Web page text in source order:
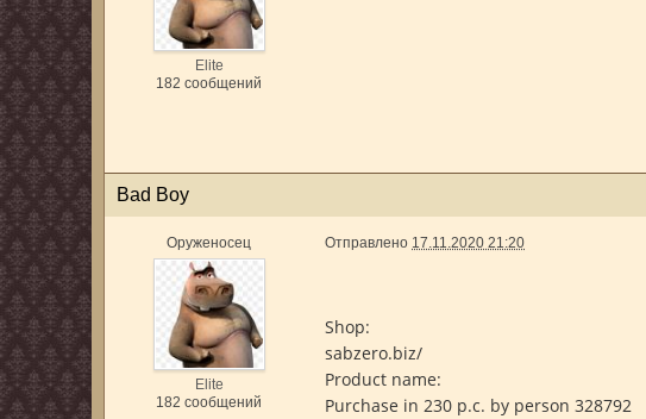
Elite
182 сообщений
Bad Boy
Оруженосец
Elite
182 сообщений
Отправлено 17.11.2020 21:20
Shop:
sabzero.biz/
Product name:
Purchase in 230 p.c. by person 328792